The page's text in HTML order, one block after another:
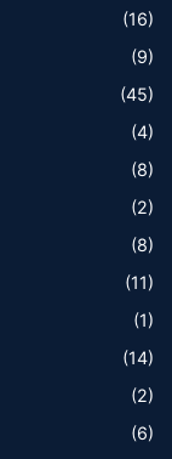
(16)
(9)
(45)
(4)
(8)
(2)
(8)
(11)
(1)
(14)
(2)
(6)